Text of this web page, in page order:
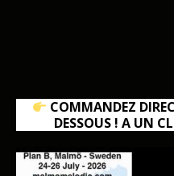
COMMANDEZ
DESSOUS ! A UN